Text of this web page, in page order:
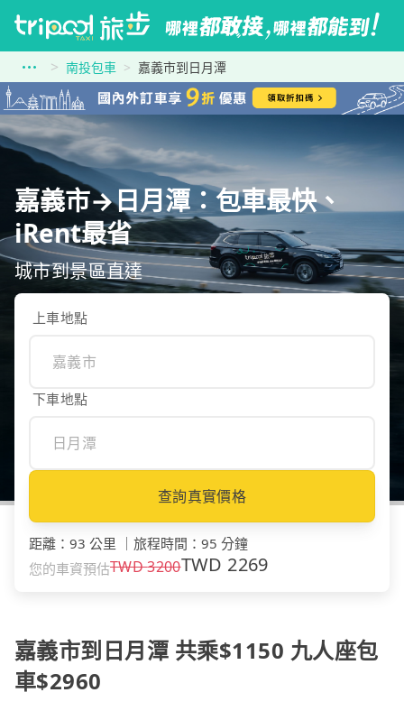
南投包車 嘉義市到日月潭
嘉義市→日月潭：包車最快、
iRent最省
城市到景區直達
上車地點
下車地點
查詢真實價格
距離 ： 93 公里 旅程時間 ： 95 分鐘
您的車資預估TWD3200TWD 2269
嘉義市到日月潭 共乘$1150 九人座包
車$2960